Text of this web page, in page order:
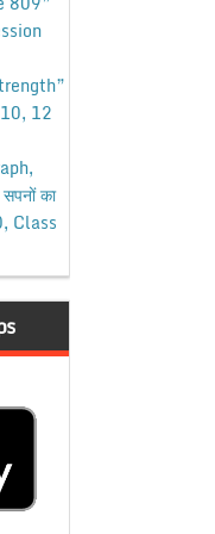
12
का
Class